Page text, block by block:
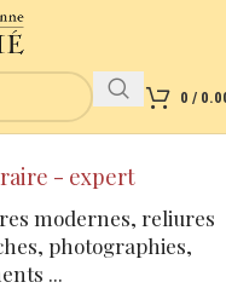
0 /
- expert
modernes, reliures
photographies,
...